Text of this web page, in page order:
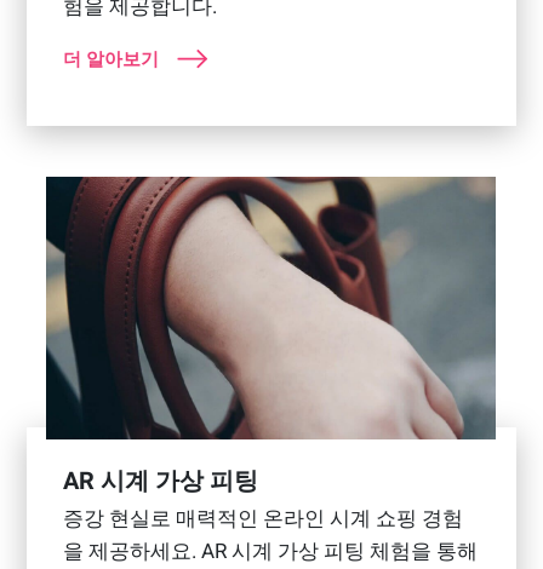
험을 제공합니다.
더 알아보기
AR 시계 가상 피팅
증강 현실로 매력적인 온라인 시계 쇼핑 경험
을 제공하세요. AR 시계 가상 피팅 체험을 통해